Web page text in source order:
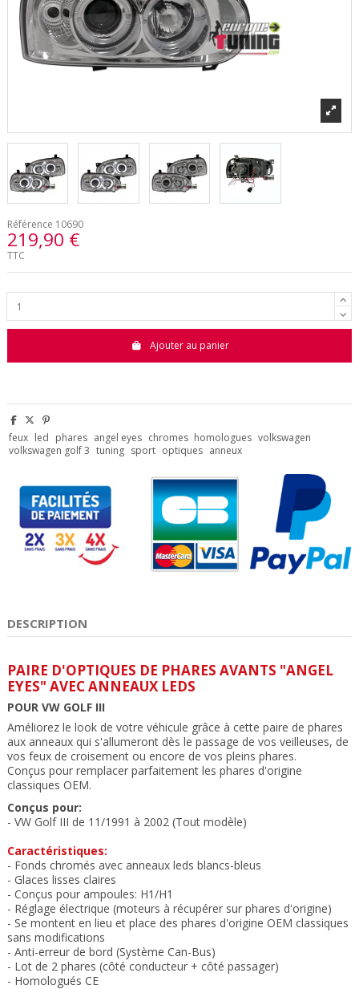
Référence 10690
219,90 €
TTC
Ajouter au panier
feux led phares angel eyes chromes homologues volkswagen
volkswagen golf 3 tuning sport optiques anneux
DESCRIPTION
PAIRE D'OPTIQUES DE PHARES AVANTS "ANGEL
EYES" AVEC ANNEAUX LEDS
POUR VW GOLF III
Améliorez le look de votre véhicule grâce à cette paire de phares
aux anneaux qui s'allumeront dès le passage de vos veilleuses, de
vos feux de croisement ou encore de vos pleins phares.
Conçus pour remplacer parfaitement les phares d'origine
classiques OEM.
Conçus pour:
- VW Golf III de 11/1991 à 2002 (Tout modèle)
Caractéristiques:
- Fonds chromés avec anneaux leds blancs-bleus
- Glaces lisses claires
- Conçus pour ampoules: H1/H1
- Réglage électrique (moteurs à récupérer sur phares d'origine)
- Se montent en lieu et place des phares d'origine OEM classiques
sans modifications
- Anti-erreur de bord (Système Can-Bus)
- Lot de 2 phares (côté conducteur + côté passager)
- Homologués CE